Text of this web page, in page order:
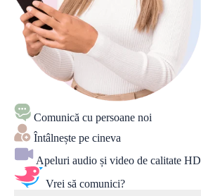
Comunică cu persoane noi
Întâlnește pe cineva
Apeluri audio și video de calitate HD
Vrei să comunici?